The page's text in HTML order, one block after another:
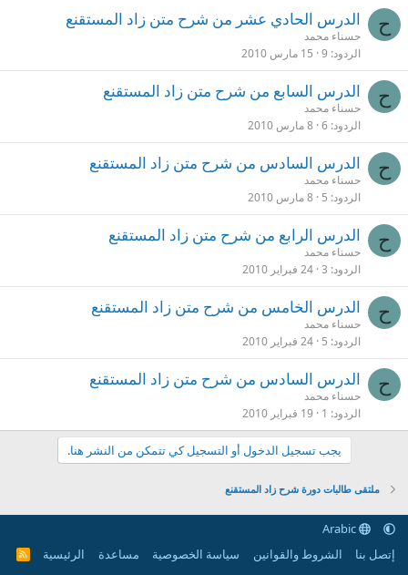
ح الدرس الحادي عشر من شرح متن زاد المستقنع
حسناء محمد
الردود 9 15 مارس 2010
ح الدرس السابع من شرح متن زاد المستقنع
حسناء محمد
الردود 6 8 مارس 2010
ح الدرس السادس من شرح متن زاد المستقنع
حسناء محمد
الردود 5 8 مارس 2010
ح الدرس الرابع من شرح متن زاد المستقنع
حسناء محمد
الردود 3 24 فبراير 2010
ح الدرس الخامس من شرح متن زاد المستقنع
حسناء محمد
الردود 5 24 فبراير 2010
ح الدرس السادس من شرح متن زاد المستقنع
حسناء محمد
الردود 1 19 فبراير 2010
يجب تسجيل الدخول أو التسجيل كي تتمكن من النشر هنا.
ملتقى طالبات دورة شرح زاد المستقنع
Arabic
إتصل بنا
الشروط والقوانين سياسة الخصوصية مساعدة الرئيسية
R